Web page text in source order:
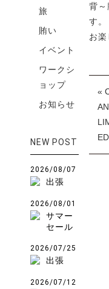
背
す。
お楽
«
旅
賄い
イベント
ワークシ
ョップ
お知らせ
NEW POST
2026/08/07
出張
2026/08/01
サマー
セール
2026/07/25
出張
2026/07/12